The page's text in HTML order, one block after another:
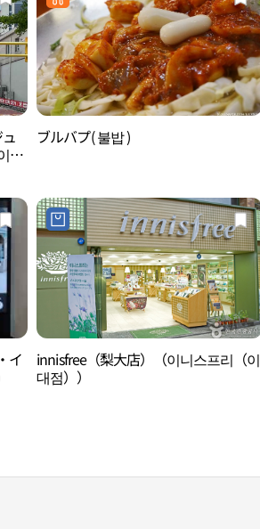
대
ブルバプ( 불밥 )
イ
innisfree（梨大店）（이니스프리（이
대점））